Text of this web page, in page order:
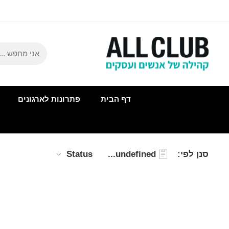
דף הבית פתרונות לארגונים
סנן לפי: undefined...
Status